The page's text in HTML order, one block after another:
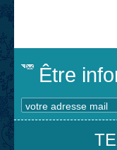
Être